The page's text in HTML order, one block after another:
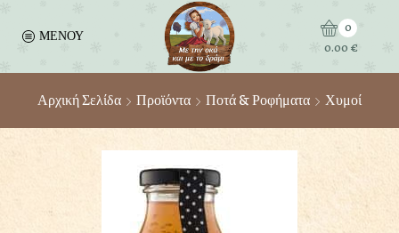
ΜΕΝΟΥ
0
0.00€
Αρχική Σελίδα Προϊόντα Ποτά & Ροφήματα Χυμοί